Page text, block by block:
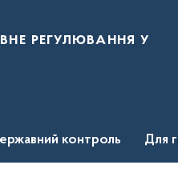
регулювання у
контроль Для